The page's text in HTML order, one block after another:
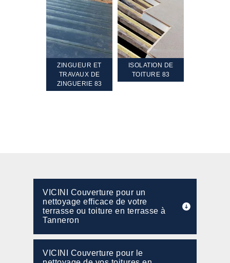
ZINGUEUR ET
TRAVAUX DE
ZINGUERIE 83
ISOLATION DE
TOITURE 83
VICINI Couverture pour un
nettoyage efficace de votre
terrasse ou toiture en terrasse à
Tanneron
VICINI Couverture pour le